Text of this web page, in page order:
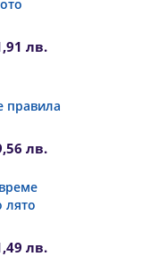
лв.
правила
лв.
лято
лв.